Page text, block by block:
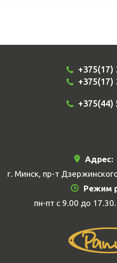
+375(17)
+375(17)
+375(44)
Адрес:
г. Минск, пр-т
Режим
пн-пт с 9.00 до